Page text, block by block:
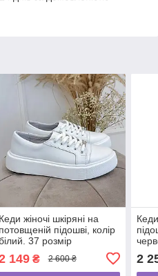
Кеди жіночі шкіряні на
потовщеній підошві, колір
37 розмір
149₴ 2 600 ₴ 2